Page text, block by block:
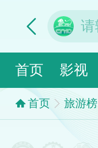
首页 影视
首页 旅游榜